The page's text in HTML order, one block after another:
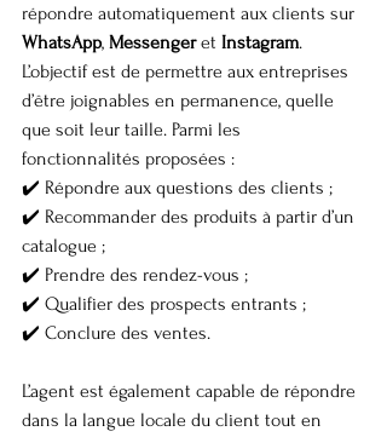
répondre automatiquement aux clients sur
WhatsApp, Messenger et Instagram.
L’objectif est de permettre aux entreprises
d’être joignables en permanence, quelle
que soit leur taille. Parmi les
fonctionnalités proposées :
✔️ Répondre aux questions des clients ;
✔️ Recommander des produits à partir d’un
catalogue ;
✔️ Prendre des rendez-vous ;
✔️ Qualifier des prospects entrants ;
✔️ Conclure des ventes.
L’agent est également capable de répondre
dans la langue locale du client tout en